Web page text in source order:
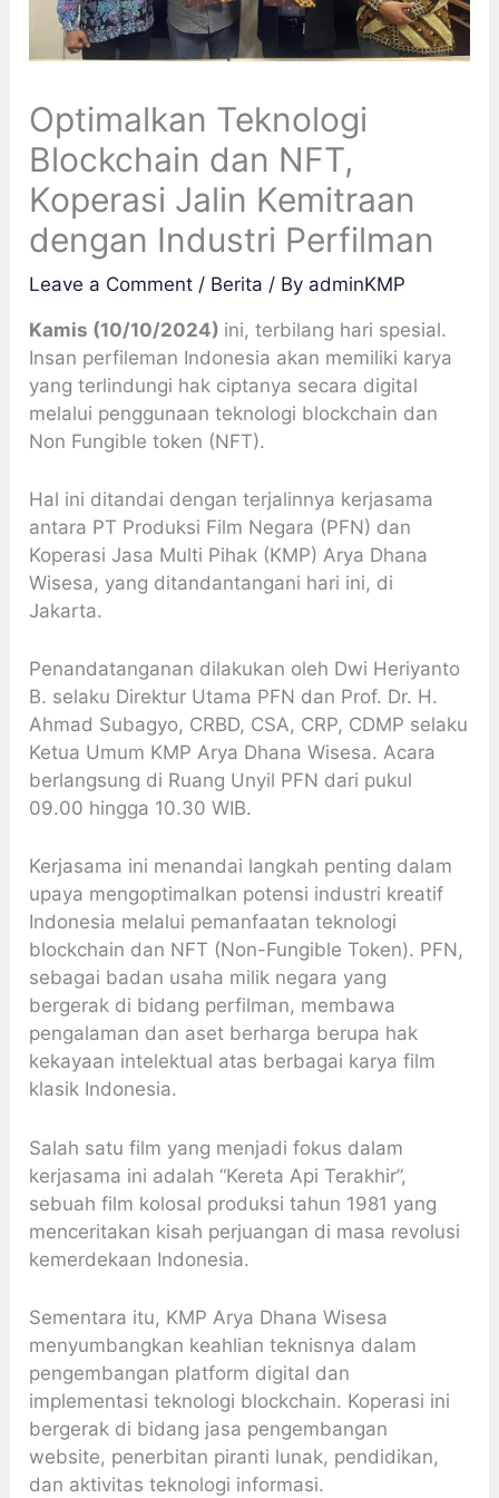
Optimalkan Teknologi
Blockchain dan NFT,
Koperasi Jalin Kemitraan
dengan Industri Perfilman
Leave a Comment / Berita / By adminKMP
Kamis (10/10/2024) ini, terbilang hari spesial.
Insan perfileman Indonesia akan memiliki karya
yang terlindungi hak ciptanya secara digital
melalui penggunaan teknologi blockchain dan
Non Fungible token (NFT).
Hal ini ditandai dengan terjalinnya kerjasama
antara PT Produksi Film Negara (PFN) dan
Koperasi Jasa Multi Pihak (KMP) Arya Dhana
Wisesa, yang ditandantangani hari ini, di
Jakarta.
Penandatanganan dilakukan oleh Dwi Heriyanto
B. selaku Direktur Utama PFN dan Prof. Dr. H.
Ahmad Subagyo, CRBD, CSA, CRP, CDMP selaku
Ketua Umum KMP Arya Dhana Wisesa. Acara
berlangsung di Ruang Unyil PFN dari pukul
09.00 hingga 10.30 WIB.
Kerjasama ini menandai langkah penting dalam
upaya mengoptimalkan potensi industri kreatif
Indonesia melalui pemanfaatan teknologi
blockchain dan NFT (Non-Fungible Token). PFN,
sebagai badan usaha milik negara yang
bergerak di bidang perfilman, membawa
pengalaman dan aset berharga berupa hak
kekayaan intelektual atas berbagai karya film
klasik Indonesia.
Salah satu film yang menjadi fokus dalam
kerjasama ini adalah “Kereta Api Terakhir”,
sebuah film kolosal produksi tahun 1981 yang
menceritakan kisah perjuangan di masa revolusi
kemerdekaan Indonesia.
Sementara itu, KMP Arya Dhana Wisesa
menyumbangkan keahlian teknisnya dalam
pengembangan platform digital dan
implementasi teknologi blockchain. Koperasi ini
bergerak di bidang jasa pengembangan
website, penerbitan piranti lunak, pendidikan,
dan aktivitas teknologi informasi.